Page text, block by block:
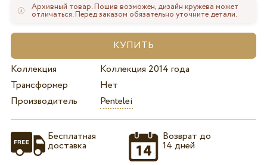
Архивный товар. Пошив возможен, дизайн кружева может
отличаться. Перед заказом обязательно уточните детали.
Коллекция
Коллекция 2014 года
Трансформер
Нет
Производитель
Pentelei
Бесплатная
доставка
Возврат до
14 дней